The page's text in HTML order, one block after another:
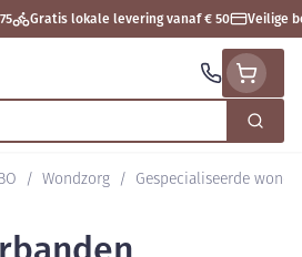
Gratis lokale levering vanaf € 50 Veilige
Zoek
/ Wondzorg / Gespecialiseerde